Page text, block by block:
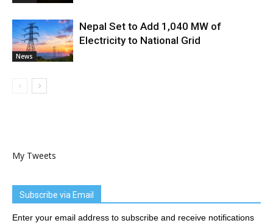
News
Nepal Set to Add 1,040 MW of
Electricity to National Grid
My Tweets
Subscribe via Email
Enter your email address to subscribe and receive notifications